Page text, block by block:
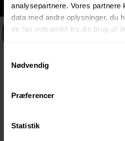
analysepartnere. Vores partnere
data med andre oplysninger, du
de har indsamlet fra din brug af
Nødvendig
Præferencer
Statistik
DOWNLOAD PRÆSENTATION